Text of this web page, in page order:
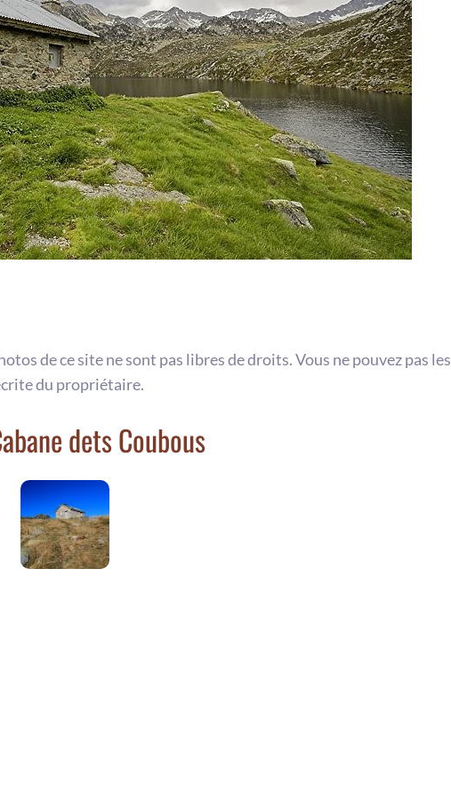
de ce site ne sont pas libres de droits. Vous ne pouvez pas les
du propriétaire.
dets Coubous